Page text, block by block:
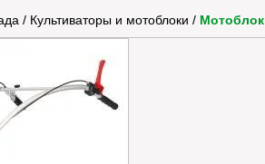
/ Культиваторы и мотоблоки /